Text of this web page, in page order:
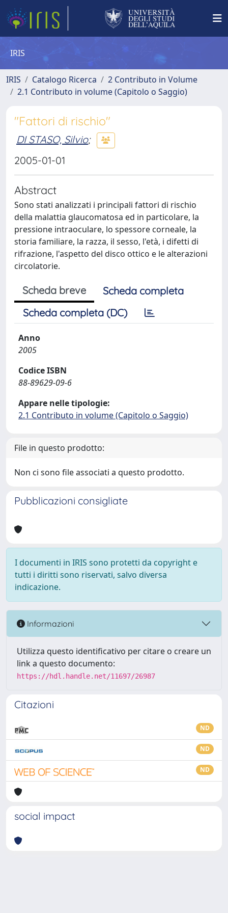
IRIS
IRIS Catalogo Ricerca
2 Contributo in Volume
2.1 Contributo in volume (Capitolo o Saggio)
"Fattori di rischio"
DI STASO, Silvio;
2005-01-01
Abstract
Sono stati analizzati i principali fattori di rischio
della malattia glaucomatosa ed in particolare, la
pressione intraoculare, lo spessore corneale, la
storia familiare, la razza, il sesso, l'età, i difetti di
rifrazione, l'aspetto del disco ottico e le alterazioni
circolatorie.
Scheda breve
Scheda completa
Scheda completa (DC)
Anno
2005
Codice ISBN
88-89629-09-6
Appare nelle tipologie:
2.1 Contributo in volume (Capitolo o Saggio)
File in questo prodotto:
Non ci sono file associati a questo prodotto.
Pubblicazioni consigliate
I documenti in IRIS sono protetti da copyright e
tutti i diritti sono riservati, salvo diversa
indicazione.
Informazioni
Utilizza questo identificativo per citare o creare un
link a questo documento:
https://hdl.handle.net/11697/26987
Citazioni
ND
ND
ND
social impact